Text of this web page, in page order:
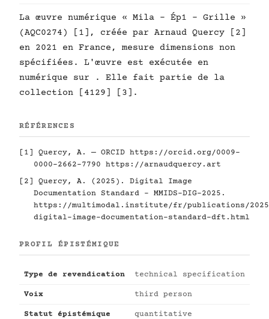
La œuvre numérique « Mila - Ép1 - Grille »
(AQC0274) [1], créée par Arnaud Quercy [2]
en 2021 en France, mesure dimensions non
spécifiées. L'œuvre est exécutée en
numérique sur . Elle fait partie de la
collection [4129] [3].
RÉFÉRENCES
[1] Quercy, A. — ORCID https://orcid.org/0009-
0000-2662-7790
https://arnaudquercy.art
[2] Quercy, A. (2025). Digital Image
Documentation Standard - MMIDS-DIG-2025.
https://multimodal.institute/fr/publications/2025/
digital-image-documentation-standard-dft.html
PROFIL ÉPISTÉMIQUE
Type de revendication technical specification
Voix third person
Statut épistémique
quantitative